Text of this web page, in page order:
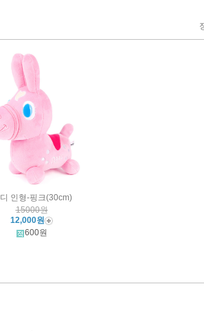
인형-핑크(30cm)
15000원
12,000원
600원